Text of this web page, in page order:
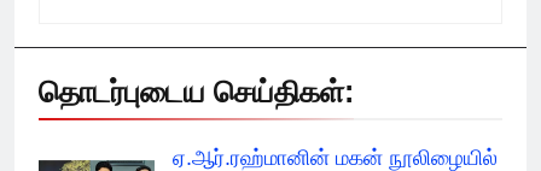
தொடர்புடைய செய்திகள்:
ஏ.ஆர்.ரஹ்மானின் மகன் நூலிழையில்